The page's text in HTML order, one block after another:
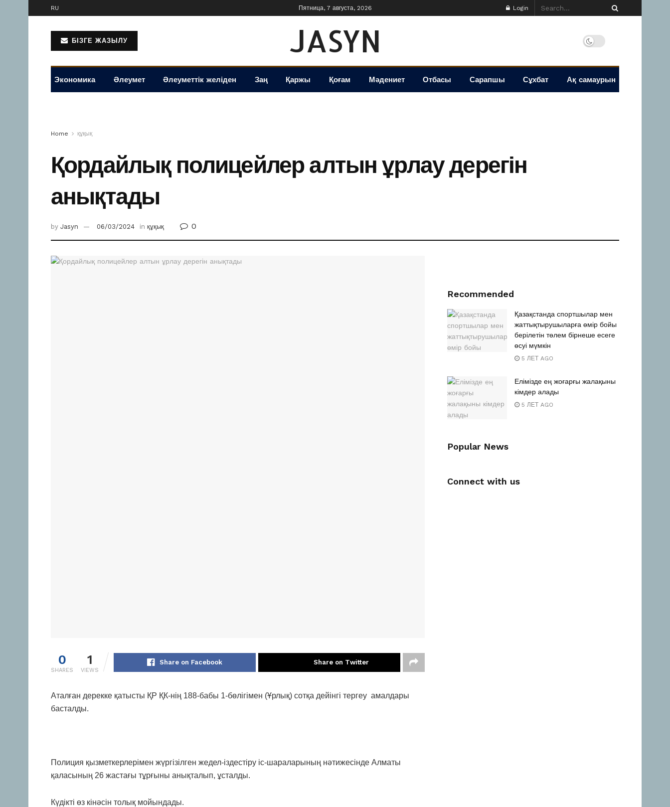
RU Пятница, 7 августа, 2026 Login
БІЗГЕ ЖАЗЫЛУ JASYN
Экономика Әлеумет Әлеуметтік желіден Заң Қаржы Қоғам Мәдениет Отбасы Сарапшы Сұхбат Ақ самаурын
Home құқық
Қордайлық полицейлер алтын ұрлау дерегін
анықтады
by Jasyn 06/03/2024 in құқық 0
0
SHARES
1
VIEWS
Share on Facebook Share on Twitter
Аталған дерекке қатысты ҚР ҚК-нің 188-бабы 1-бөлігімен (Ұрлық) сотқа дейінгі тергеу амалдары
басталды.
Полиция қызметкерлерімен жүргізілген жедел-іздестіру іс-шараларының нәтижесінде Алматы
қаласының 26 жастағы тұрғыны анықталып, ұсталды.
Күдікті өз кінәсін толық мойындады.
Recommended
Қазақстанда спортшылар мен
жаттықтырушыларға өмір бойы
берілетін төлем бірнеше есеге
өсуі мүмкін
5 ЛЕТ AGO
Елімізде ең жоғарғы жалақыны
кімдер алады
5 ЛЕТ AGO
Popular News
Connect with us